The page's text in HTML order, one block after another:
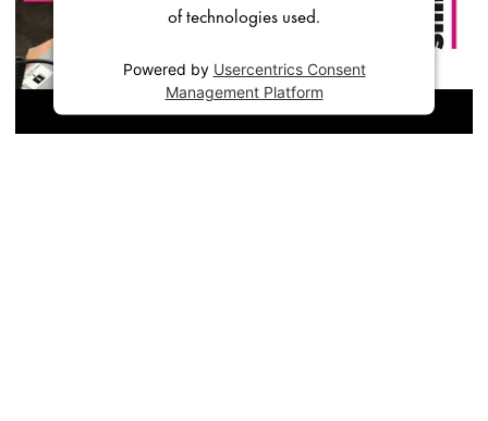
of technologies used.
Powered by Usercentrics Consent
Management Platform